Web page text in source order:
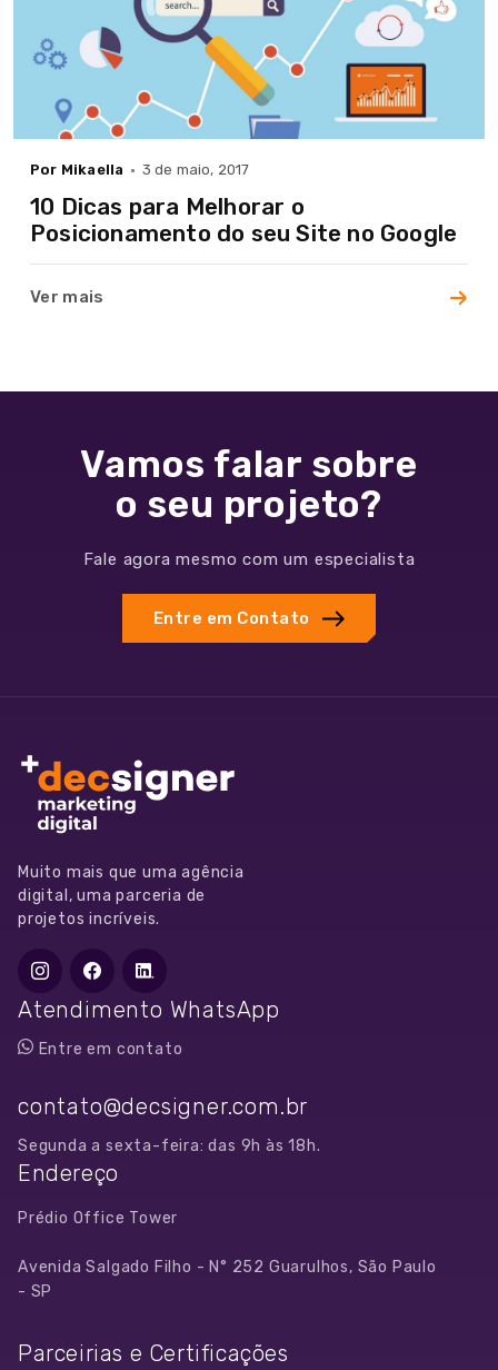
4299
contato@decsigner.com.br
Por Mikaella 3 de maio, 2017
10 Dicas para Melhorar o
Posicionamento do seu Site no Google
Ver mais
Vamos falar sobre
o seu projeto?
Fale agora mesmo com um especialista
Entre em Contato
Muito mais que uma agência
digital, uma parceria de
projetos incríveis.
Atendimento WhatsApp
Entre em contato
contato@decsigner.com.br
Segunda a sexta-feira: das 9h às 18h.
Endereço
Prédio Office Tower
Avenida Salgado Filho - N° 252 Guarulhos, São Paulo
- SP
Parceirias e Certificações